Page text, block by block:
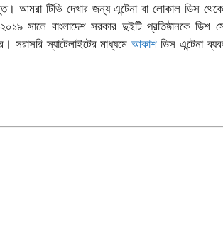
আমরা টিভি দেখার জন্য এন্টেনা বা লোকাল ডিস থেকে
সালে বাংলাদেশ সরকার দুইটি প্রতিষ্ঠানকে ডিশ
স্যাটেলাইটের মাধ্যমে আকাশডিস এন্টেনা